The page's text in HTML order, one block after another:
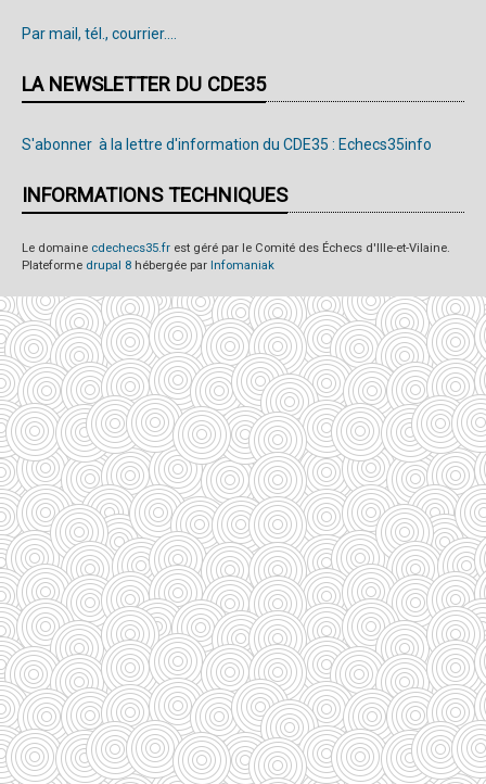
Par mail, tél., courrier....
LA NEWSLETTER DU CDE35
S'abonner à la lettre d'information du CDE35 : Echecs35info
INFORMATIONS TECHNIQUES
Le domaine cdechecs35.fr est géré par le Comité des Échecs d'Ille-et-Vilaine.
Plateforme drupal 8 hébergée par Infomaniak